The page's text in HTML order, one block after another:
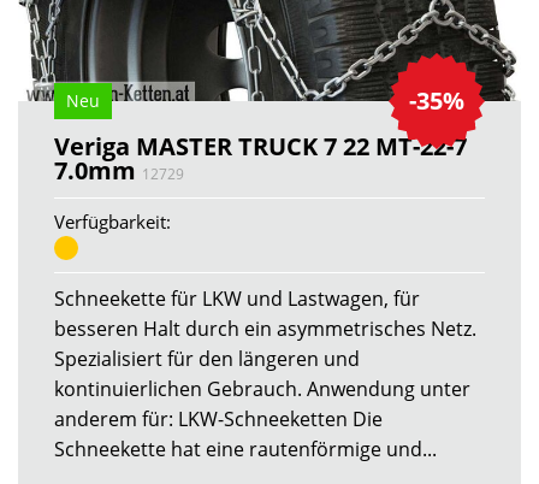
-35%
Neu
Veriga MASTER TRUCK 7 22 MT-22-7
7.0mm 12729
Verfügbarkeit:
Schneekette für LKW und Lastwagen, für
besseren Halt durch ein asymmetrisches Netz.
Spezialisiert für den längeren und
kontinuierlichen Gebrauch. Anwendung unter
anderem für: LKW-Schneeketten Die
Schneekette hat eine rautenförmige und...